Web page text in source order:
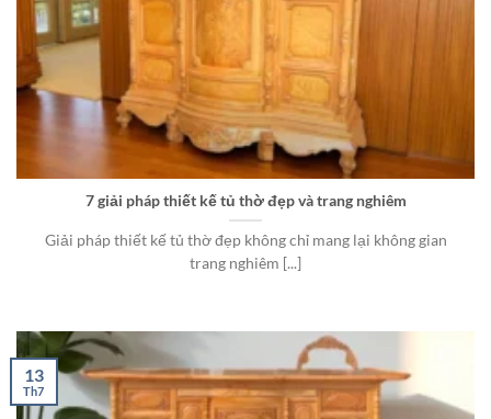
7 giải pháp thiết kế tủ thờ đẹp và trang nghiêm
Giải pháp thiết kế tủ thờ đẹp không chỉ mang lại không gian
trang nghiêm [...]
13
Th7